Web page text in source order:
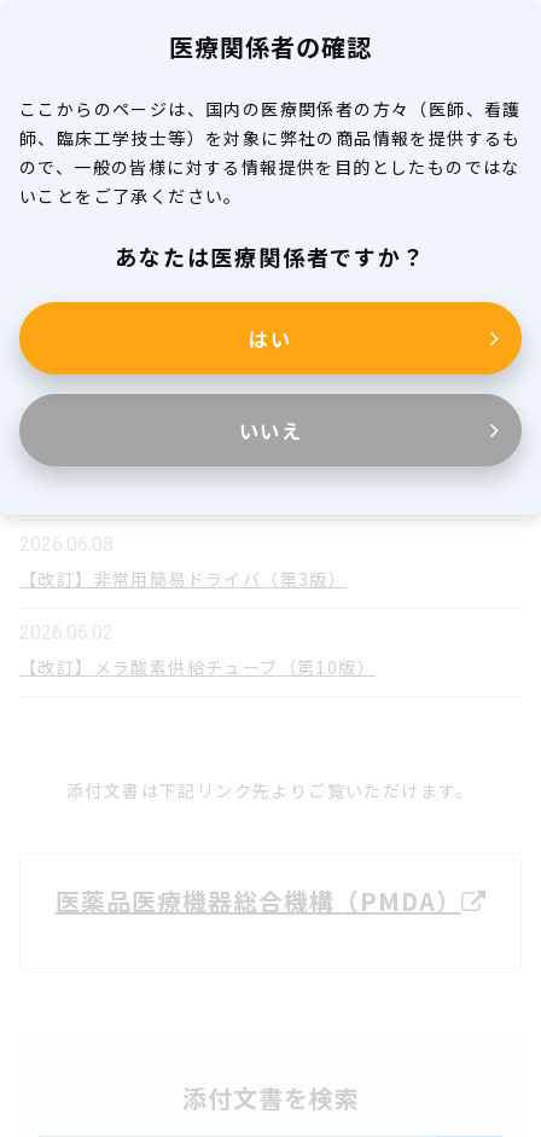
添付文書一覧
医療関係者の皆様へ
更新履歴
2026.07.08
2026.06.08
【改訂】非常用簡易ドライバ（第3版）
2026.06.02
【改訂】メラ酸素供給チューブ（第10版）
2026.05.28
【改訂】メラＦＨＰエクセラン（第6版）
添付文書は下記リンク先よりご覧いただけます。
医薬品医療機器総合機構（PMDA）
添付文書を検索
医療関係者の確認
ここからのページは、国内の医療関係者の方々（医師、看護
師、臨床工学技士等）を対象に弊社の商品情報を提供するも
ので、一般の皆様に対する情報提供を目的としたものではな
いことをご了承ください。
あなたは医療関係者ですか？
いいえ
はい